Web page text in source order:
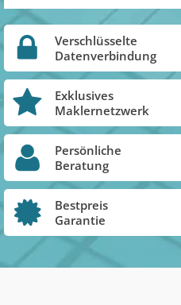
Verschlüsselte
Datenverbindung
Exklusives
Maklernetzwerk
Persönliche
Beratung
Bestpreis
Garantie